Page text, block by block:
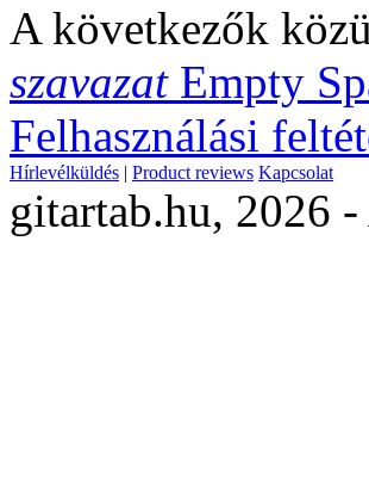
A következők
szavazat Empty
Felhasználási
Hírlevélküldés | Product reviews Kapcsolat
gitartab.hu, 2026